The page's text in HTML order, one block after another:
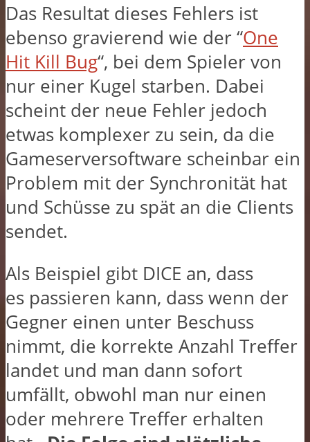
Das Resultat dieses Fehlers ist
ebenso gravierend wie der “One
Hit Kill Bug“, bei dem Spieler von
nur einer Kugel starben. Dabei
scheint der neue Fehler jedoch
etwas komplexer zu sein, da die
Gameserversoftware scheinbar ein
Problem mit der Synchronität hat
und Schüsse zu spät an die Clients
sendet.
Als Beispiel gibt DICE an, dass
es passieren kann, dass wenn der
Gegner einen unter Beschuss
nimmt, die korrekte Anzahl Treffer
landet und man dann sofort
umfällt, obwohl man nur einen
oder mehrere Treffer erhalten